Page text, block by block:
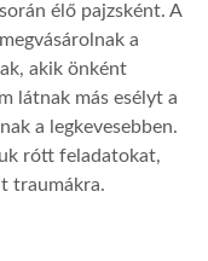
élő pajzsként. A
a
akik önként
látnak más esélyt a
a legkevesebben.
rótt feladatokat,
traumákra.